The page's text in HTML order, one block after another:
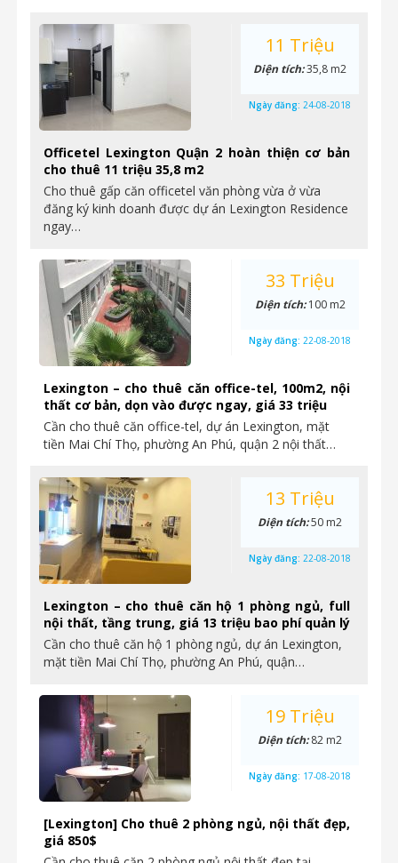
Officetel Lexington Quận 2 hoàn thiện cơ bản
cho thuê 11 triệu 35,8 m2
Cho thuê gấp căn officetel văn phòng vừa ở vừa
đăng ký kinh doanh được dự án Lexington Residence
ngay…
11 Triệu
Diện tích:35,8 m2
Ngày đăng: 24-08-2018
Lexington – cho thuê căn office-tel, 100m2, nội
thất cơ bản, dọn vào được ngay, giá 33 triệu
Cần cho thuê căn office-tel, dự án Lexington, mặt
tiền Mai Chí Thọ, phường An Phú, quận 2 nội thất…
33 Triệu
Diện tích:100 m2
Ngày đăng: 22-08-2018
Lexington – cho thuê căn hộ 1 phòng ngủ, full
nội thất, tầng trung, giá 13 triệu bao phí quản lý
Cần cho thuê căn hộ 1 phòng ngủ, dự án Lexington,
mặt tiền Mai Chí Thọ, phường An Phú, quận…
13 Triệu
Diện tích:50 m2
Ngày đăng: 22-08-2018
[Lexington] Cho thuê 2 phòng ngủ, nội thất đẹp,
giá 850$
19 Triệu
Diện tích:82 m2
Ngày đăng: 17-08-2018